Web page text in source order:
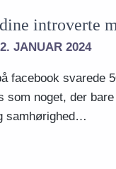
introverte
JANUAR 2024
facebook svarede
som noget, der
samhørighed…